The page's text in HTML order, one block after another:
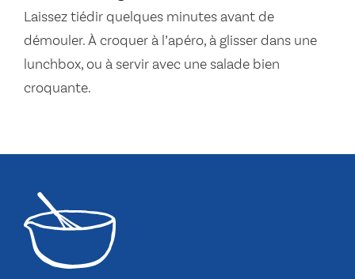
Laissez tiédir quelques minutes avant de
démouler. À croquer à l’apéro, à glisser dans une
lunchbox, ou à servir avec une salade bien
croquante.